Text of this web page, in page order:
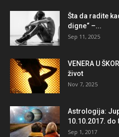
Šta da radite
digne“ –...
Sep 11, 2025
VENERA U
život
Nov 7, 2025
Astrologija:
10.10.2017. do
Sep 1, 2017